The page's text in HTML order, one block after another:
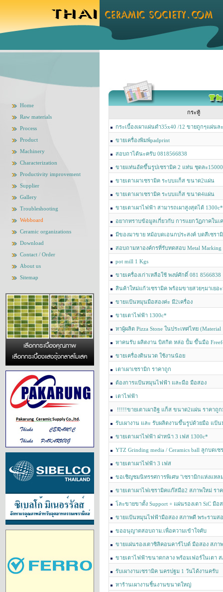
Home
Raw materials
Process
Product
Machinery
Characterization
Productivity improvement
Supplier
Gallery
Troubleshooting
Webboard
Ceramic organizations
Download
Contact / Order
About us
Sitemap
กระทู้
กระเบื้องเผาแผ่นดำ35x40 /12 ขายถูกๆแผ่นล
ขายเครื่องพิมพ์padprint
สอบถาได้นะครับ 0818566838
ขายแท่นอัดขึ้นรูปเซรามิค 2 แท่น ชุดละ
ขายเตาเผาเซรามิค ระบบแก็ส ขนาด2แผ่น
ขายเตาเผาเซรามิค ระบบแก็ส ขนาด4แผ่น
ขายเตาเผาไฟฟ้า สามารถเผาสูงสุดได้
อยากทราบข้อมูลเกี่ยวกับ การแยกวัฏภาคในเค
of glaze) หน่อยค่ะ
มีของมาขาย หม้อบดเอนกประสงค์ บดสีเซรา
สอบถามหาองค์กรที่รับทดสอบ Metal Marking
pot mill 1 Kgs
ขายเครื่องเก่าเหลือใช้ พงษ์ศักดิ์ 081 8566838
สินค้าใหม่แก้วเซรามิค พร้อมขายสวยๆมาเยอ
8566838
ขายแป้นหมุนมือสองค่ะ มี2เครื่อง
ขายเตาไฟฟ้า 1300c*
หาผู้ผลิต Pizza Stone ในประเทศไทย (Material
หาคนรับ ผลิตงาน บิสกิต หล่อ ปั้ม ขึ้นมือ
ขายเครื่องดินนวด ใช้งานน้อย
เตาเผาเซรามิก ราคาถูก
ต้องการแป้นหมุนไฟฟ้า และมือ มือสอง
เตาไฟฟ้า
!!!!!ขายเตาเผาอิฐ แก็ส ขนาด2แผ่น ราคาถู
รับเผางาน และ รับผลิตงานขึ้นรูปด้วยมือ แป้
ขายเตาเผาไฟฟ้า ฝาหน้า 3 เฟส 1300c*
YTZ Grinding media / Ceramics ball ลูกบดเ
ขายเตาเผาไฟฟ้า 3 เฟส
ขอเชิญชมนิทรรศการพิเศษ "เซรามิกแห่งแห
อุทัย : สานตำนานสายใยไม่เสื่อมคลายในพาณิ
ขายเตาเผาไฟเซรามิคแก๊สมือ2 สภาพใหม่ รา
เพิ่มเติม0617086444
โละขายขาตั้ง Support + แผ่นรองเตา SiC มือ
ขายแป้นหมุนไฟฟ้ามือสอง สภาพดี พระรามส
ขออนุญาตสอบถาม.เพื่อความเข้าใจคับ
ขายแผ่นรองเตาซิลิคอนคาร์ไบด์ มือสอง สภา
ขายเตาไฟฟ้าขนาดกลาง พร้อมเฟอร์ในเตา
รับเผางานเซรามิค นครปฐม 1 วันได้งานครับ
หาร้านเผางานชิ้นงานขนาดใหญ่